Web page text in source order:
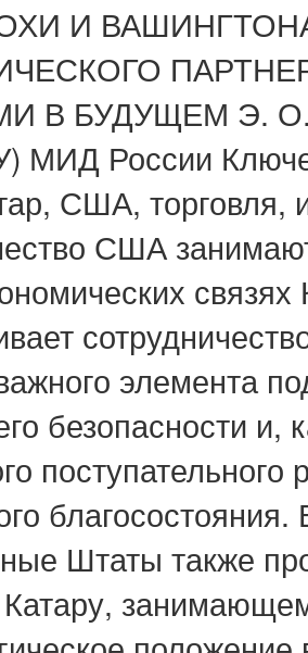
И
В БУДУЩЕМ Э. О.
МИД России
США, торговля,
США
связях
элемента
безопасности и,
поступательного
Штаты также
Катару,